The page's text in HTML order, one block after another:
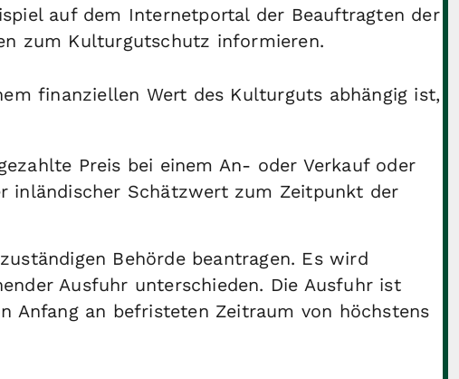
auf dem Internetportal der Beauftragten der
zum Kulturgutschutz informieren.
finanziellen Wert des Kulturguts abhängig ist,
Preis bei einem An- oder Verkauf oder
inländischer Schätzwert zum Zeitpunkt der
Behörde beantragen. Es wird
Ausfuhr unterschieden. Die Ausfuhr ist
Anfang an befristeten Zeitraum von höchstens